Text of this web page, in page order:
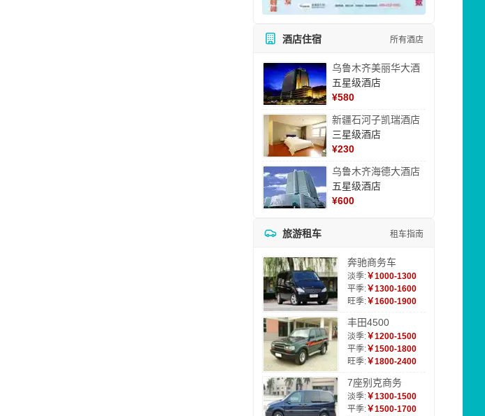
酒店住宿 所有酒店
乌鲁木齐美丽华大酒
五星级酒店
¥580
新疆石河子凯瑞酒店
三星级酒店
¥230
乌鲁木齐海德大酒店
五星级酒店
¥600
旅游租车 租车指南
奔驰商务车
淡季:￥1000-1300
平季:￥1300-1600
旺季:￥1600-1900
丰田4500
淡季:￥1200-1500
平季:￥1500-1800
旺季:￥1800-2400
7座别克商务
淡季:￥1300-1500
平季:￥1500-1700